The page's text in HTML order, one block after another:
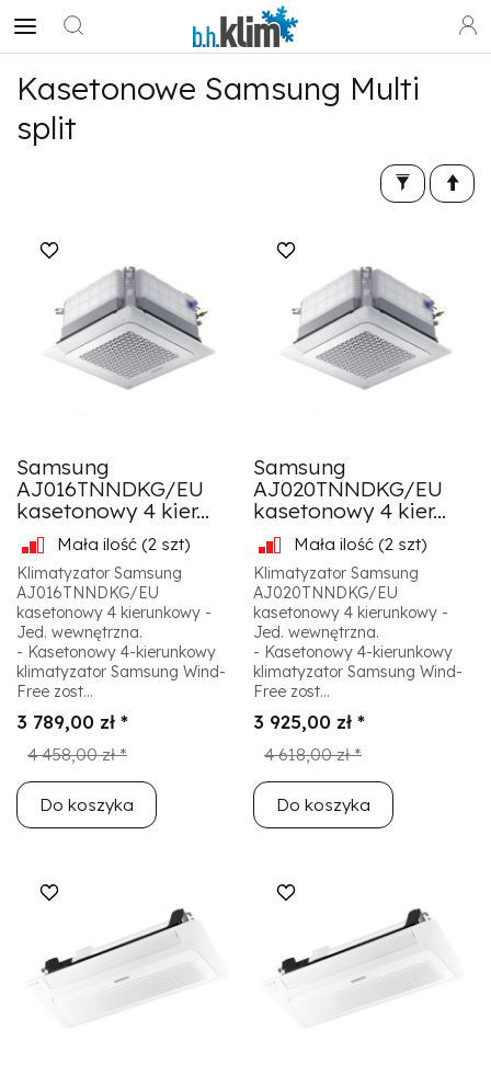
Kasetonowe Samsung Multi
split
Samsung
AJ016TNNDKG/EU
kasetonowy 4 kier...
Mała ilość (2 szt)
Klimatyzator Samsung
AJ016TNNDKG/EU
kasetonowy 4 kierunkowy -
Jed. wewnętrzna.
- Kasetonowy 4-kierunkowy
klimatyzator Samsung Wind-
Free zost...
3 789,00 zł *
4 458,00 zł *
Do koszyka
Samsung
AJ020TNNDKG/EU
kasetonowy 4 kier...
Mała ilość (2 szt)
Klimatyzator Samsung
AJ020TNNDKG/EU
kasetonowy 4 kierunkowy -
Jed. wewnętrzna.
- Kasetonowy 4-kierunkowy
klimatyzator Samsung Wind-
Free zost...
3 925,00 zł *
4 618,00 zł *
Do koszyka